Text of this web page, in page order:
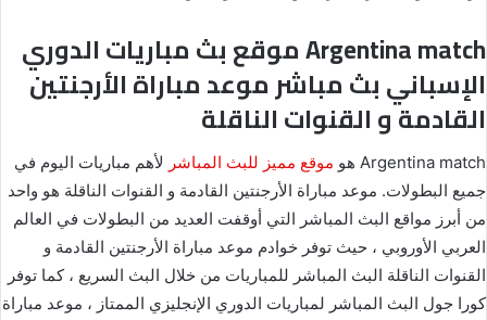
Argentina match موقع بث مباريات الدوري
الإسباني بث مباشر موعد مباراة الأرجنتين
القادمة و القنوات الناقلة
Argentina match هو موقع مميز للبث المباشر لأهم مباريات اليوم في
جميع البطولات. موعد مباراة الأرجنتين القادمة و القنوات الناقلة هو واحد
من أبرز مواقع البث المباشر التي أوقفت العديد من البطولات في العالم
العربي الأوروبي ، حيث توفر خوادم موعد مباراة الأرجنتين القادمة و
القنوات الناقلة البث المباشر للمباريات من خلال البث السريع ، كما توفر
كورا جول البث المباشر لمباريات الدوري الإنجليزي الممتاز ، موعد مباراة